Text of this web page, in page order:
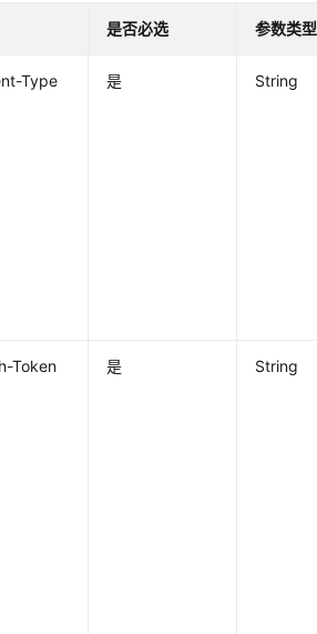
是否必选 参数类型
Type 是 String
Token 是 String